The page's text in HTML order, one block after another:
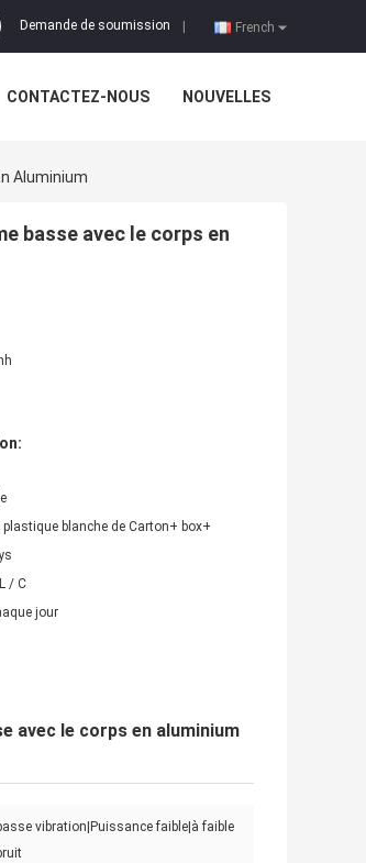
French
Demande de soumission
CONTACTEZ-NOUS NOUVELLES
Aluminium
basse avec le corps en
plastique blanche de Carton+ box+
/ C
jour
avec le corps en aluminium
vibration|Puissance faible|à faible